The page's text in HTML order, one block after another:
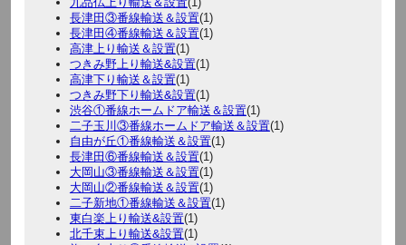
長津田③番線輸送＆設置(1)
長津田④番線輸送＆設置(1)
高津上り輸送＆設置(1)
つきみ野上り輸送&設置(1)
高津下り輸送＆設置(1)
つきみ野下り輸送&設置(1)
渋谷①番線ホームドア輸送＆設置(1)
二子玉川③番線ホームドア輸送＆設置(1)
自由が丘①番線輸送＆設置(1)
長津田⑥番線輸送＆設置(1)
大岡山③番線輸送＆設置(1)
大岡山②番線輸送＆設置(1)
二子新地①番線輸送＆設置(1)
東白楽上り輸送&設置(1)
北千束上り輸送&設置(1)